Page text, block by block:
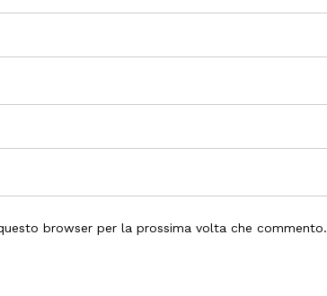
browser per la prossima volta che commento.